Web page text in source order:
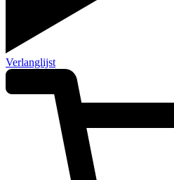
Verlanglijst